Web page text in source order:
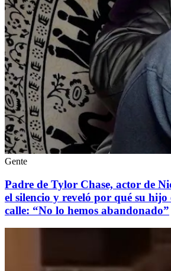
Gente
Padre de Tylor Chase, actor de
el silencio y reveló por qué su hijo
calle: “No lo hemos abandonado”